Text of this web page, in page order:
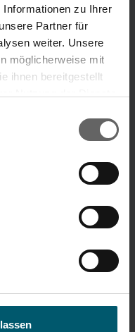
zu Ihrer
Partner für
weiter. Unsere
möglicherweise mit
ihnen bereitgestellt
weiterhin nutzen.
brand